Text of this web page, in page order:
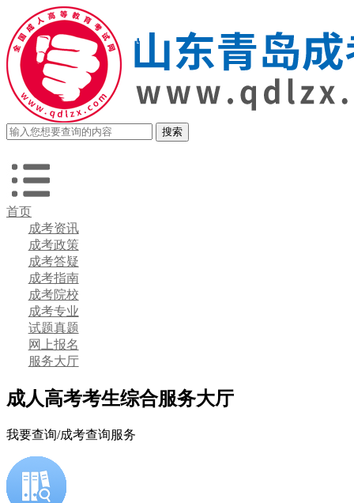
首页
成考资讯
成考政策
成考答疑
成考指南
成考院校
成考专业
试题真题
网上报名
服务大厅
成人高考考生综合服务大厅
我要查询/成考查询服务